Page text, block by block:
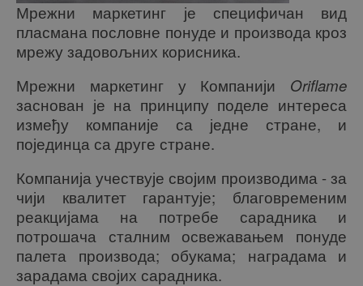
Мрежни маркетинг је специфичан вид
пласмана пословне понуде и производа кроз
мрежу задовољних корисника.
Мрежни маркетинг у Компанији Oriflame
заснован је на принципу поделе интереса
између компаније са једне стране, и
појединца са друге стране.
Компанија учествује својим производима - за
чији квалитет гарантује; благовременим
реакцијама на потребе сарадника и
потрошача сталним освежавањем понуде
палета производа; обукама; наградама и
зарадама својих сарадника.